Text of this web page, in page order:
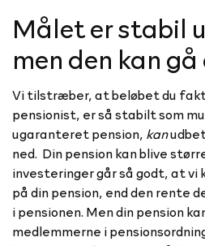
Målet er stabil
men den kan gå
Vi tilstræber, at beløbet du
pensionist, er så stabilt som
ugaranteret pension, kan
ned. Din pension kan blive
investeringer går så godt, at vi
på din pension, end den rente
i pensionen. Men din pension
medlemmerne i